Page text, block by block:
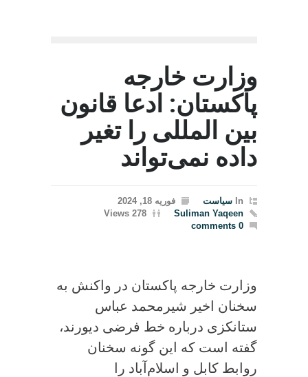
وزارت خارجه
پاکستان: ادعا قانون
بین المللی را تغیر
داده نمی‌تواند
In سیاست
فوریه 18, 2024
Suliman Yaqeen
278 Views
0 comments
وزارت خارجه پاکستان در واکنش به
سخنان اخیر شیرمحمد عباس
ستانکزی درباره خط فرضی دیورند،
گفته است که این گونه سخنان
روابط کابل و اسلام‌آباد را